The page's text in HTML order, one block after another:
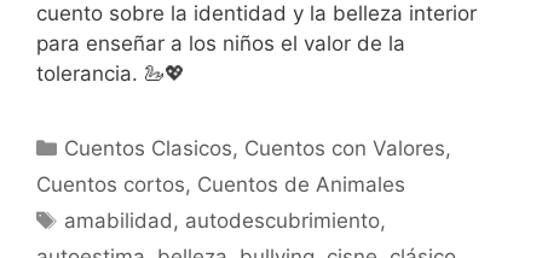
cuento sobre la identidad y la belleza interior
para enseñar a los niños el valor de la
tolerancia. 🦢💖
Categorías
Cuentos Clasicos, Cuentos con Valores,
Cuentos cortos, Cuentos de Animales
Etiquetas
amabilidad, autodescubrimiento,